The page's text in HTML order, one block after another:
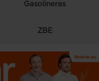
Gasolineras
ZBE